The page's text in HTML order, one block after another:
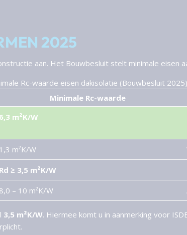
2025
aan. Het Bouwbesluit stelt minimale eisen
Rc-waarde eisen dakisolatie (Bouwbesluit 2025)
Minimale Rc-waarde
6,3 m²K/W
1,3 m²K/W
Rd ≥ 3,5 m²K/W
8,0 – 10 m²K/W
3,5 m²K/W. Hiermee komt u in aanmerking voor